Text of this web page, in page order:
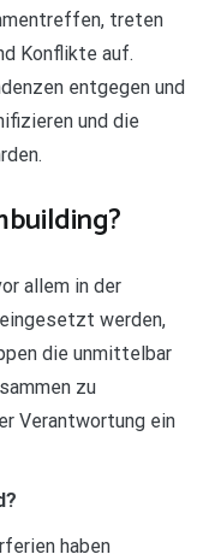
treten
Konflikte auf.
entgegen und
und die
allem in der
werden,
die unmittelbar
zu
Verantwortung ein
haben